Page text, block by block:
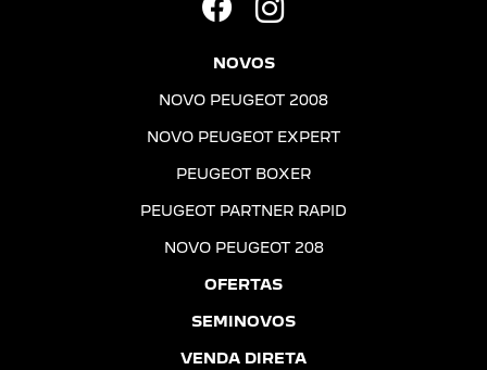
NOVOS
NOVO PEUGEOT 2008
NOVO PEUGEOT EXPERT
PEUGEOT BOXER
PEUGEOT PARTNER RAPID
NOVO PEUGEOT 208
OFERTAS
SEMINOVOS
VENDA DIRETA